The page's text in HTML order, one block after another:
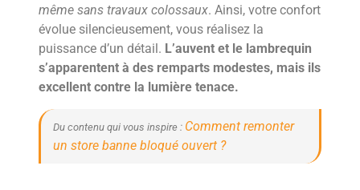
même sans travaux colossaux. Ainsi, votre confort
évolue silencieusement, vous réalisez la
puissance d’un détail. L’auvent et le lambrequin
s’apparentent à des remparts modestes, mais ils
excellent contre la lumière tenace.
Du contenu qui vous inspire : Comment remonter
un store banne bloqué ouvert ?